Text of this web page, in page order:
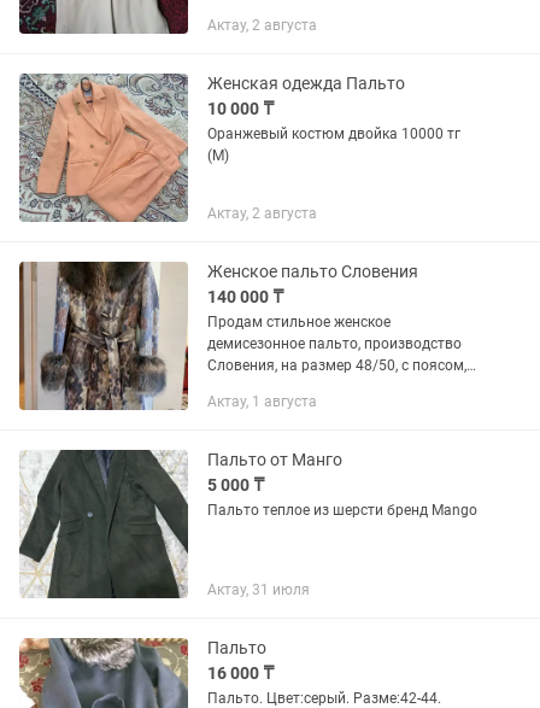
Актау, 2 августа
Женская одежда Пальто
10 000 ₸
Оранжевый костюм двойка 10000 тг
(М)
Актау, 2 августа
Женское пальто Словения
140 000 ₸
Продам стильное женское
демисезонное пальто, производство
Словения, на размер 48/50, с поясом,
рукавах
Актау, 1 августа
Пальто от Манго
5 000 ₸
Пальто теплое из шерсти бренд Mango
Актау, 31 июля
Пальто
16 000 ₸
Пальто. Цвет:серый. Разме:42-44.